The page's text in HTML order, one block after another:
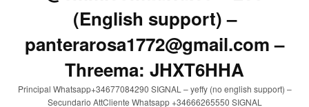
(English support) –
panterarosa1772@gmail.com –
Threema: JHXT6HHA
Principal Whatsapp+34677084290 SIGNAL – yeffy (no english support) –
Secundario AttCliente Whatsapp +34666265550 SIGNAL